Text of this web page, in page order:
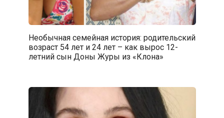
Необычная семейная история: родительский
возраст 54 лет и 24 лет – как вырос 12-
летний сын Доны Журы из «Клона»